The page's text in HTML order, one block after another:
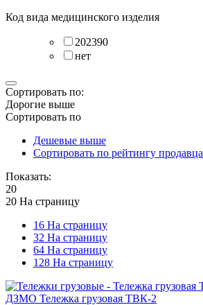
Код вида медицинского изделия
202390
нет
Сортировать по:
Дорогие выше
Сортировать по
Дешевые выше
Сортировать по рейтингу продавца
Показать:
20
20 На страницу
16 На страницу
32 На страницу
64 На страницу
128 На страницу
ДЗМО Тележка грузовая ТВК-2